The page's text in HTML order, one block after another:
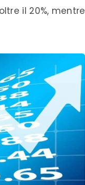
il 20%, mentre